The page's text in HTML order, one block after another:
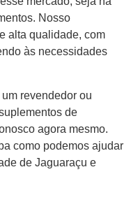
Nosso
alta qualidade, com
às necessidades
revendedor ou
de
agora mesmo.
como podemos ajudar
de Jaguaraçu e